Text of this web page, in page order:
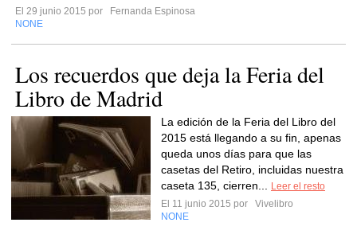
El 29 junio 2015 por
Fernanda Espinosa
NONE
Los recuerdos que deja la Feria del
Libro de Madrid
La edición de la Feria del Libro del
2015 está llegando a su fin, apenas
queda unos días para que las
casetas del Retiro, incluidas nuestra
caseta 135, cierren...
Leer el resto
El 11 junio 2015 por
Vivelibro
NONE